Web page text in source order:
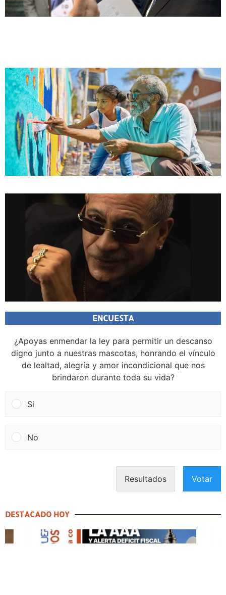
ENCUESTA
¿Apoyas enmendar la ley para permitir un descanso
digno junto a nuestras mascotas, honrando el vínculo
de lealtad, alegría y amor incondicional que nos
brindaron durante toda su vida?
Si
No
Resultados Votar
DESTACADO HOY